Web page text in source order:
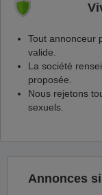
Tout annonceur
valide.
La société
proposée.
Nous rejetons
sexuels.
Annonces